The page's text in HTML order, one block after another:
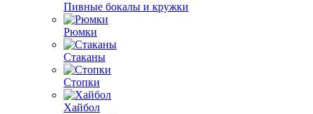
Пивные бокалы и кружки
Рюмки
Стаканы
Стопки
Хайбол